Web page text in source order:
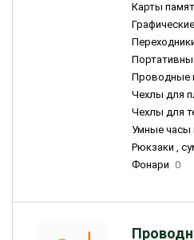
Карты
Проводные
Чехлы для
Чехлы для
Умные часы
Рюкзаки ,
Фонари 0